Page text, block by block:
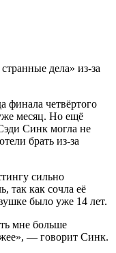
финала четвёртого
месяц. Но ещё
Синк могла не
брать из-за
сильно
так как сочла её
было уже 14 лет.
мне больше
― говорит Синк.